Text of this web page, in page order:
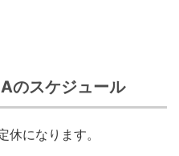
のスケジュール
休になります。